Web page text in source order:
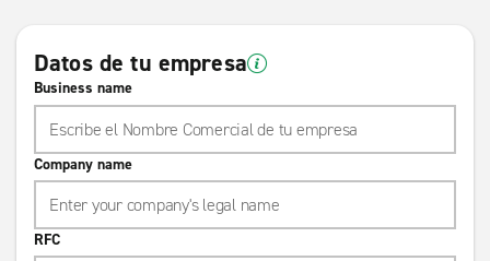
Datos de tu empresa
Business name
Company name
RFC